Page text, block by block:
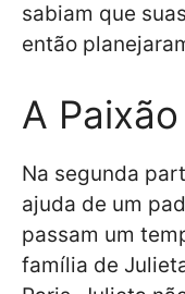
sabiam que
então
A
Na segunda
ajuda de um
passam um
família de